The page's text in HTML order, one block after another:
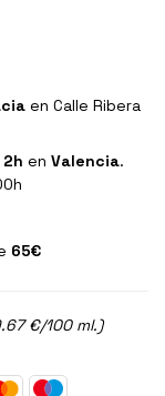
en Calle Ribera
2h enValencia.
65€
€/100 ml.)